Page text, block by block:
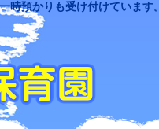
時預かりも受け付けています。